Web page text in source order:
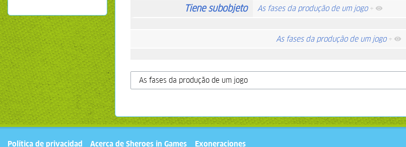
Tiene subobjeto As fases da produção de um jogo +
As fases da produção de um jogo +
Política de privacidad Acerca de Sheroes in Games Exoneraciones